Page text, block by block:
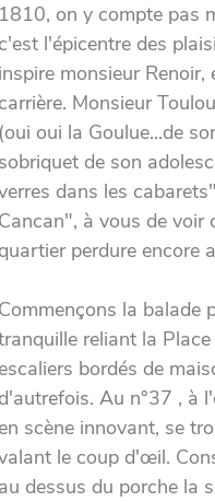
1810, on y compte pas
c'est l'épicentre des
inspire monsieur
carrière. Monsieur
(oui oui la Goulue...de
sobriquet de son
dans les
Cancan", à vous de voir
quartier perdure encore
Commençons la balade
reliant la
escaliers bordés de
d'autrefois. Au n°37 , à
en scène innovant, se
le coup d'œil.
au dessus du porche la